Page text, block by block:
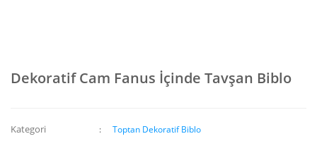
Dekoratif Cam Fanus İçinde Tavşan Biblo
Kategori Toptan Dekoratif Biblo